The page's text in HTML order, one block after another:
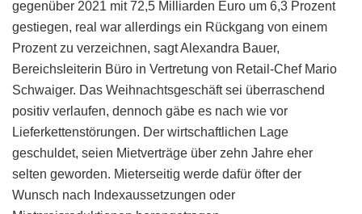
gegenüber 2021 mit 72,5 Milliarden Euro um 6,3 Prozent
gestiegen, real war allerdings ein Rückgang von einem
Prozent zu verzeichnen, sagt Alexandra Bauer,
Bereichsleiterin Büro in Vertretung von Retail-Chef Mario
Schwaiger. Das Weihnachtsgeschäft sei überraschend
positiv verlaufen, dennoch gäbe es nach wie vor
Lieferkettenstörungen. Der wirtschaftlichen Lage
geschuldet, seien Mietverträge über zehn Jahre eher
selten geworden. Mieterseitig werde dafür öfter der
Wunsch nach Indexaussetzungen oder